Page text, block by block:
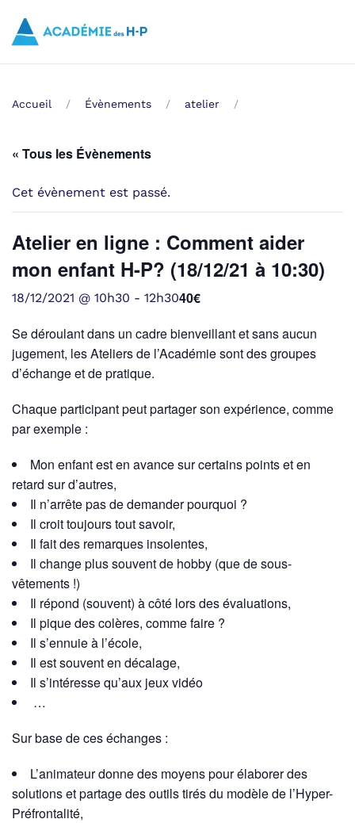
Skip to main content
Accueil Évènements atelier
« Tous les Évènements
Cet évènement est passé.
Atelier en ligne : Comment aider
mon enfant H-P? (18/12/21 à 10:30)
18/12/2021 @ 10h30 - 12h3040€
Se déroulant dans un cadre bienveillant et sans aucun
jugement, les Ateliers de l’Académie sont des groupes
d’échange et de pratique.
Chaque participant peut partager son expérience, comme
par exemple :
Mon enfant est en avance sur certains points et en
retard sur d’autres,
Il n’arrête pas de demander pourquoi ?
Il croit toujours tout savoir,
Il fait des remarques insolentes,
Il change plus souvent de hobby (que de sous-
vêtements !)
Il répond (souvent) à côté lors des évaluations,
Il pique des colères, comme faire ?
Il s’ennuie à l’école,
Il est souvent en décalage,
Il s’intéresse qu’aux jeux vidéo
…
Sur base de ces échanges :
L’animateur donne des moyens pour élaborer des
solutions et partage des outils tirés du modèle de l’Hyper-
Préfrontalité,